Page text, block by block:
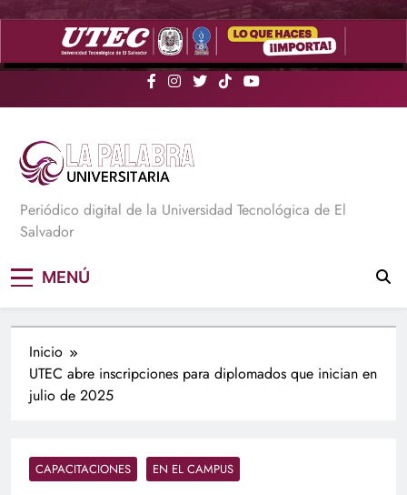
Saltar
La Palabra Universitaria
Periódico digital de la Universidad Tecnológica de El
Salvador
MENÚ
Inicio
UTEC abre inscripciones para diplomados que inician en
julio de 2025
CAPACITACIONES EN EL CAMPUS